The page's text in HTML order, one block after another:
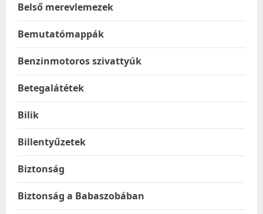
Belső merevlemezek
Bemutatómappák
Benzinmotoros szivattyúk
Betegalátétek
Bilik
Billentyűzetek
Biztonság
Biztonság a Babaszobában